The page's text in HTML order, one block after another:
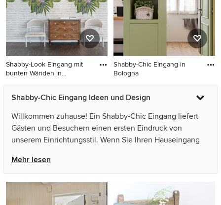
Shabby-Look Eingang mit
bunten Wänden in
Shabby-Look Eingang mit
bunten Wänden in Göteborg
Shabby-Chic Eingang in
Bologna
Shabby-Chic Eingang in
Bologna
Shabby-Chic Eingang Ideen und Design
Willkommen zuhause! Ein Shabby-Chic Eingang liefert
Gästen und Besuchern einen ersten Eindruck von
unserem Einrichtungsstil. Wenn Sie Ihren Hauseingang
einladende Atmosphäre zu schaffen – sowohl innen, als
auch außen. Clevere Ideen für Stauraum sind im Foyer
ebenso gefragt wie dekorative Accessoires. Vom Boden
bis zur Beleuchtung, von Pflanzkübeln bis zum Design
Mehr lesen